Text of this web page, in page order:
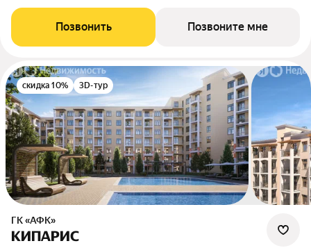
Позвонить Позвоните мне
скидка 10% 3D-тур
ГК «АФК»
КИПАРИС